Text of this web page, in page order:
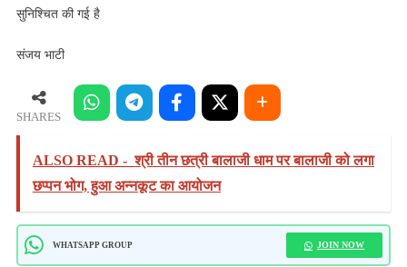
सुनिश्चित की गई है
संजय भाटी
SHARES
ALSO READ - श्री तीन छत्री बालाजी धाम पर बालाजी को लगा
छप्पन भोग, हुआ अन्नकूट का आयोजन
WHATSAPP GROUP JOIN NOW